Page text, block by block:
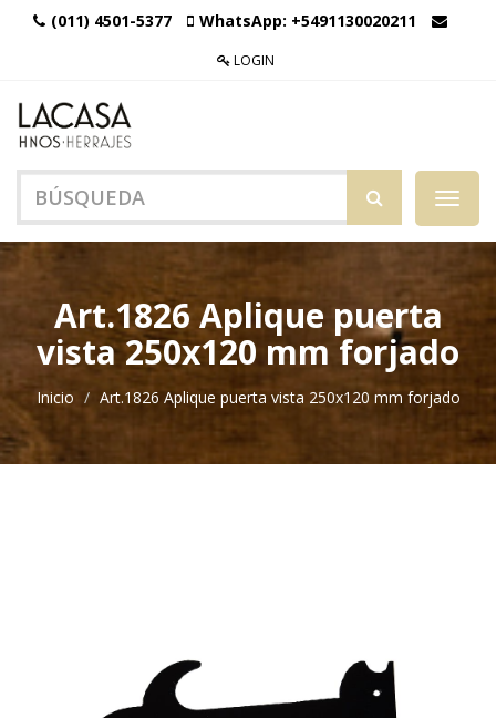
(011) 4501-5377 WhatsApp: +5491130020211
LOGIN
Menú
de
Art.1826 Aplique puerta
vista 250x120 mm forjado
Inicio Art.1826 Aplique puerta vista 250x120 mm forjado